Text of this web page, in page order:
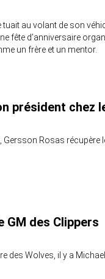
tuait au volant de son
fête d’anniversaire
un frère et un mentor.
président chez
Gersson Rosas récupère
GM des Clippers
des Wolves, il y a Michael